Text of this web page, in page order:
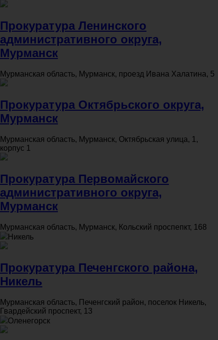
Прокуратура Ленинского
административного округа,
Мурманск
Мурманская область, Мурманск, проезд Ивана Халатина, 5
Прокуратура Октябрьского округа,
Мурманск
Мурманская область, Мурманск, Октябрьская улица, 1,
корпус 1
Прокуратура Первомайского
административного округа,
Мурманск
Мурманская область, Мурманск, Кольский проспепкт, 168
Никель
Прокуратура Печенгского района,
Никель
Мурманская область, Печенгский район, поселок Никель,
Гвардейский проспект, 13
Оленегорск